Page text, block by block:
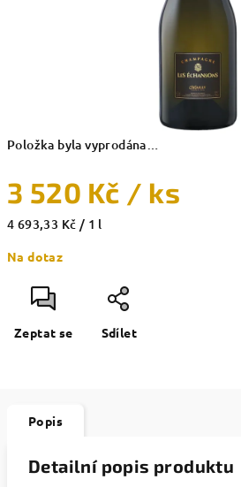
Položka byla vyprodána…
3 520 Kč / ks
Měrná
4 693,33 Kč / 1 l
Na dotaz
Zeptat se Sdílet
Popis
Detailní popis produktu